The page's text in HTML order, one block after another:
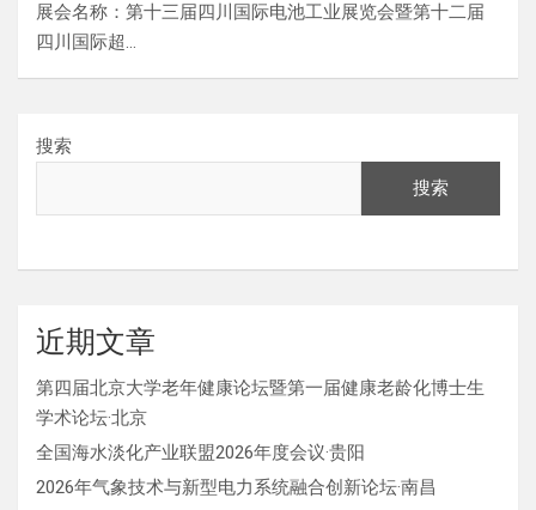
展会名称：第十三届四川国际电池工业展览会暨第十二届
四川国际超…
搜索
搜索
近期文章
第四届北京大学老年健康论坛暨第一届健康老龄化博士生
学术论坛·北京
全国海水淡化产业联盟2026年度会议·贵阳
2026年气象技术与新型电力系统融合创新论坛·南昌